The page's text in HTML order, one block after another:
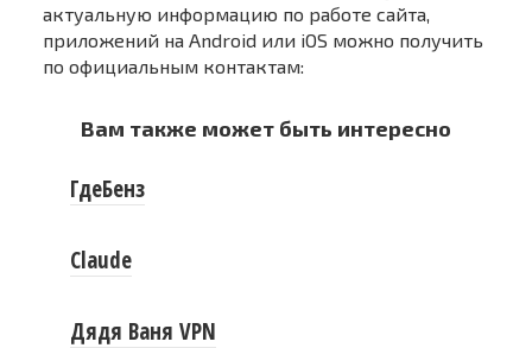
актуальную информацию по работе сайта,
приложений на Android или iOS можно получить
по официальным контактам:
Вам также может быть интересно
ГдеБенз
Claude
Дядя Ваня VPN